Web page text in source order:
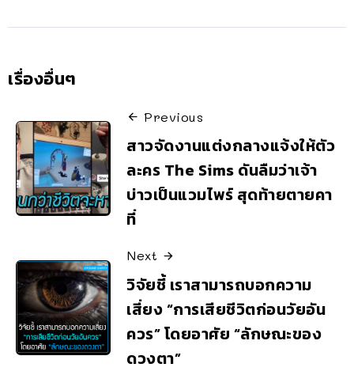
เรื่องอื่นๆ
Previous
สาวจัดงานแต่งกลางแจ้งให้ตัว
ละคร The Sims ดันลืมว่าเจ้า
บ่าวเป็นแวมไพร์ สุดท้ายตายคา
ที่
Next
วิจัยชี้ เราสามารถบอกความ
เสี่ยง “การเสียชีวิตก่อนวัยอัน
ควร” โดยอาศัย “ลักษณะของ
ดวงตา”